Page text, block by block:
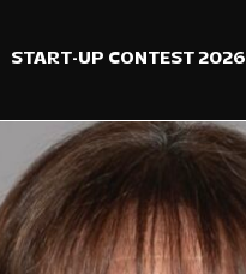
START-UP CONTEST 2026